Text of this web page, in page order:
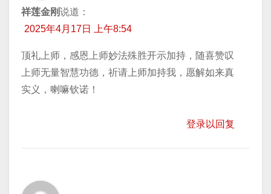
祥莲金刚说道：
2025年4月17日 上午8:54
顶礼上师，感恩上师妙法殊胜开示加持，随喜赞叹
上师无量智慧功德，祈请上师加持我，愿解如来真
实义，喇嘛钦诺！
登录以回复